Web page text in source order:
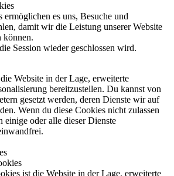
ermöglichen es uns, Besuche und
damit wir die Leistung unserer Website
können.
Session wieder geschlossen wird.
Website in der Lage, erweiterte
bereitzustellen. Du kannst von
gesetzt werden, deren Dienste wir auf
Wenn du diese Cookies nicht zulassen
einige oder alle dieser Dienste
ist die Website in der Lage, erweiterte